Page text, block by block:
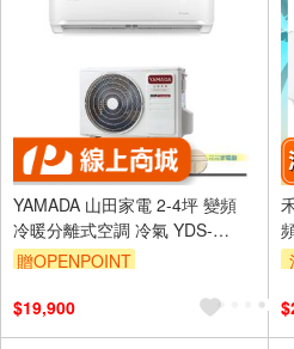
YAMADA 山田家電 2-4坪 變頻
冷暖分離式空調 冷氣 YDS-
FN23AH/YDC-FN23AH
贈OPENPOINT
$19,900